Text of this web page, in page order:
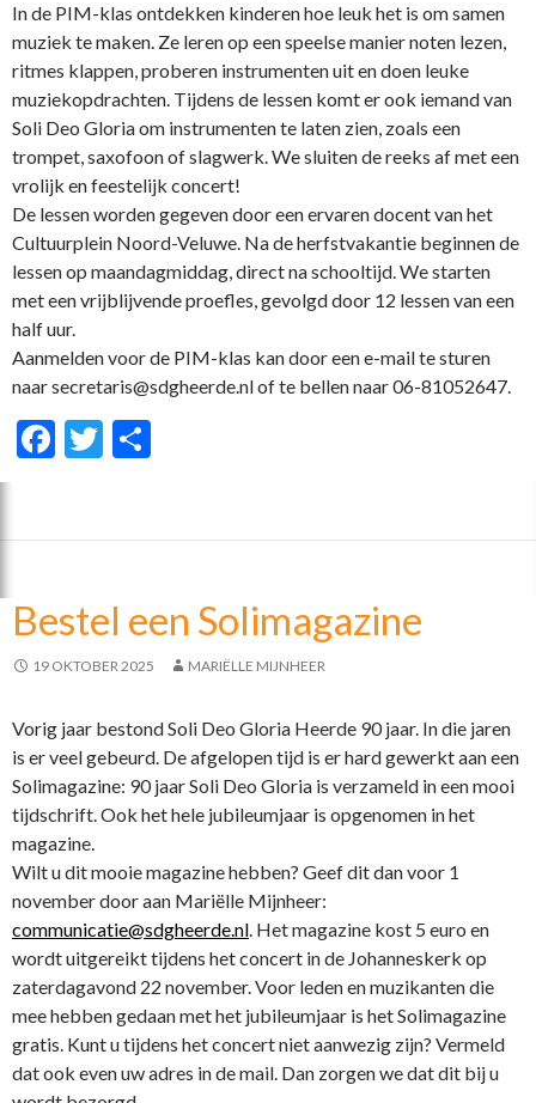
In de PIM-klas ontdekken kinderen hoe leuk het is om samen
muziek te maken. Ze leren op een speelse manier noten lezen,
ritmes klappen, proberen instrumenten uit en doen leuke
muziekopdrachten. Tijdens de lessen komt er ook iemand van
Soli Deo Gloria om instrumenten te laten zien, zoals een
trompet, saxofoon of slagwerk. We sluiten de reeks af met een
vrolijk en feestelijk concert!
De lessen worden gegeven door een ervaren docent van het
Cultuurplein Noord-Veluwe. Na de herfstvakantie beginnen de
lessen op maandagmiddag, direct na schooltijd. We starten
met een vrijblijvende proefles, gevolgd door 12 lessen van een
half uur.
Aanmelden voor de PIM-klas kan door een e-mail te sturen
naar secretaris@sdgheerde.nl of te bellen naar 06-81052647.
F
b
o
k
T
er n
Bestel een Solimagazine
19 OKTOBER 2025 MARIËLLE MIJNHEER
Vorig jaar bestond Soli Deo Gloria Heerde 90 jaar. In die jaren
is er veel gebeurd. De afgelopen tijd is er hard gewerkt aan een
Solimagazine: 90 jaar Soli Deo Gloria is verzameld in een mooi
tijdschrift. Ook het hele jubileumjaar is opgenomen in het
magazine.
Wilt u dit mooie magazine hebben? Geef dit dan voor 1
november door aan Mariëlle Mijnheer:
communicatie@sdgheerde.nl. Het magazine kost 5 euro en
wordt uitgereikt tijdens het concert in de Johanneskerk op
zaterdagavond 22 november. Voor leden en muzikanten die
mee hebben gedaan met het jubileumjaar is het Solimagazine
gratis. Kunt u tijdens het concert niet aanwezig zijn? Vermeld
dat ook even uw adres in de mail. Dan zorgen we dat dit bij u